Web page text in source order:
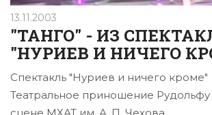
13.11.2003
"ТАНГО" - ИЗ
"НУРИЕВ И НИЧЕГО
Спектакль "Нуриев и ничего кроме"
Театральное приношение